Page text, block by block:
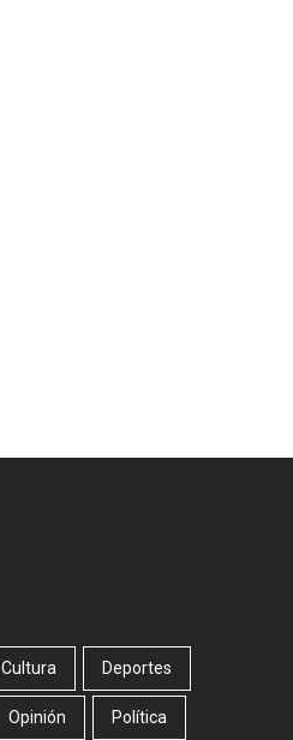
Cultura Deportes
Opinión Política